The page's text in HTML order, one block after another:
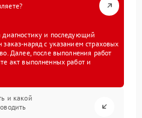
диагностику и последующий
заказ-наряд с указанием страховых
Далее, после выполнения работ
акт выполненных работ и
и какой